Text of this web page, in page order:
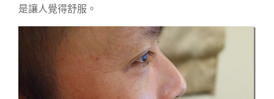
是讓人覺得舒服。